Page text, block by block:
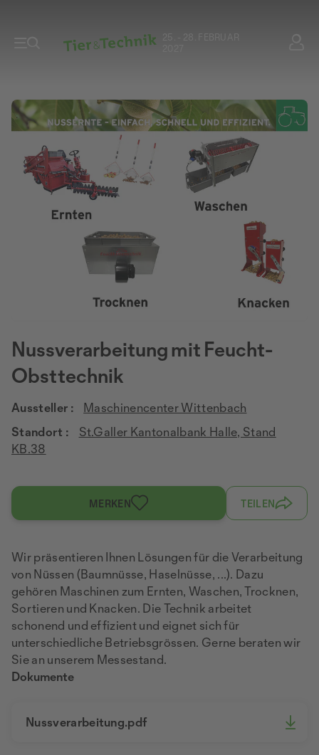
25. - 28. FEBRUAR
Nussverarbeitung mit Feucht-
Obsttechnik
Aussteller :
Maschinencenter Wittenbach
Standort :
St.Galler Kantonalbank Halle, Stand
KB.38
MERKEN TEILEN
Wir präsentieren Ihnen Lösungen für die Verarbeitung
von Nüssen (Baumnüsse, Haselnüsse, ...). Dazu
gehören Maschinen zum Ernten, Waschen, Trocknen,
Sortieren und Knacken. Die Technik arbeitet
schonend und effizient und eignet sich für
unterschiedliche Betriebsgrössen. Gerne beraten wir
Sie an unserem Messestand.
Dokumente
Nussverarbeitung.pdf